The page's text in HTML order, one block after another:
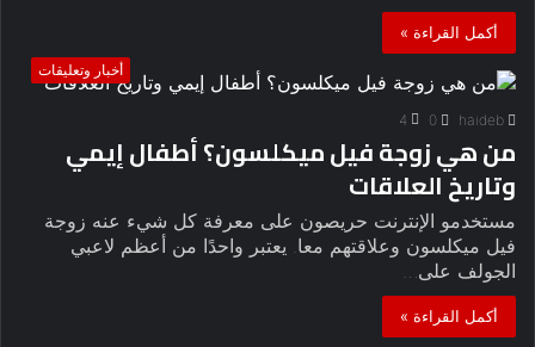
أكمل القراءة »
أخبار وتعليقات
haideb
0
4
من هي زوجة فيل ميكلسون؟ أطفال إيمي
وتاريخ العلاقات
مستخدمو الإنترنت حريصون على معرفة كل شيء عنه زوجة
فيل ميكلسون وعلاقتهم معا. يعتبر واحدًا من أعظم لاعبي
الجولف على…
أكمل القراءة »